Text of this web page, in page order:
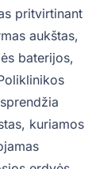
pritvirtinant
aukštas,
baterijos,
kuriamos